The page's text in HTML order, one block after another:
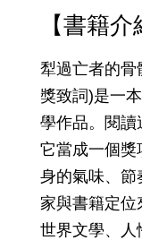
【書籍介
犁過亡者的骨
獎致詞)是一
學作品。閱讀
它當成一個獎
身的氣味、節
家與書籍定
世界文學、人